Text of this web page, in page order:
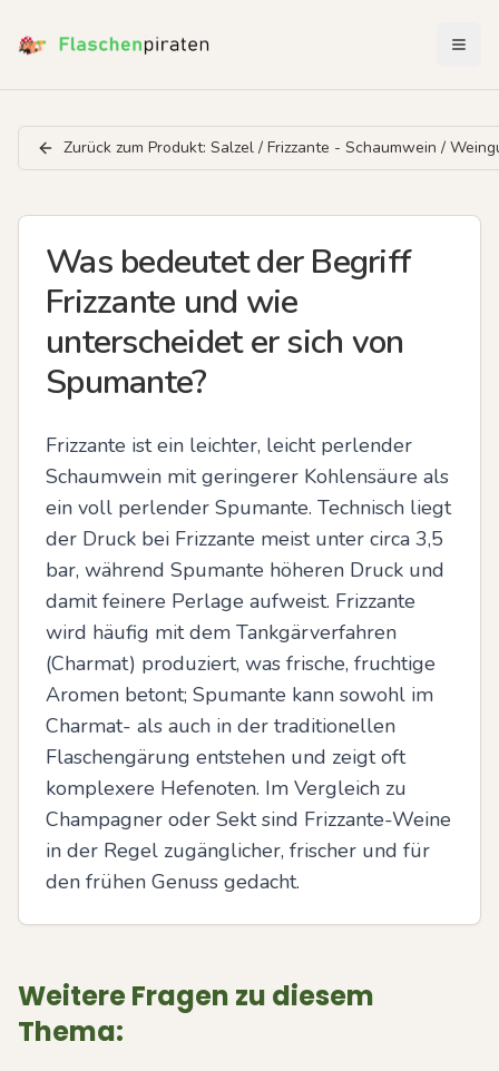
Zurück zum Produkt: Salzel / Frizzante - Schaumwein /
Was bedeutet der Begriff
Frizzante und wie
unterscheidet er sich von
Spumante?
Frizzante ist ein leichter, leicht perlender
Schaumwein mit geringerer Kohlensäure als
ein voll perlender Spumante. Technisch liegt
der Druck bei Frizzante meist unter circa 3,5
bar, während Spumante höheren Druck und
damit feinere Perlage aufweist. Frizzante
wird häufig mit dem Tankgärverfahren
(Charmat) produziert, was frische, fruchtige
Aromen betont; Spumante kann sowohl im
Charmat- als auch in der traditionellen
Flaschengärung entstehen und zeigt oft
komplexere Hefenoten. Im Vergleich zu
Champagner oder Sekt sind Frizzante-Weine
in der Regel zugänglicher, frischer und für
den frühen Genuss gedacht.
Weitere Fragen zu diesem
Thema: